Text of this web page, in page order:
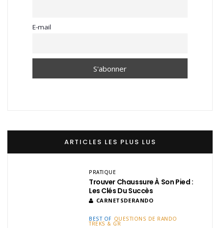
E-mail
ARTICLES LES PLUS LUS
PRATIQUE
Trouver Chaussure À Son Pied :
Les Clés Du Succès
CARNETSDERANDO
BEST OF QUESTIONS DE RANDO
TREKS & GR